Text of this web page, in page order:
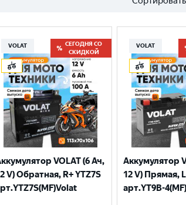
VOLAT
СЕГОДНЯ СО
СКИДКОЙ
VOLAT (6 Ач,
V) Обратная, R+ YTZ7S
VOLAT
Аккумулятор
12 V) Прямая,
арт.YT9B-